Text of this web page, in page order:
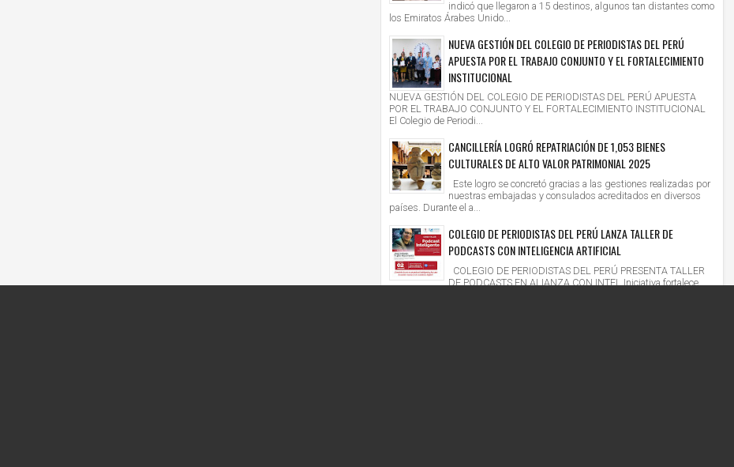
indicó que llegaron a 15 destinos, algunos tan distantes como
los Emiratos Árabes Unido...
NUEVA GESTIÓN DEL COLEGIO DE PERIODISTAS DEL PERÚ
APUESTA POR EL TRABAJO CONJUNTO Y EL FORTALECIMIENTO
INSTITUCIONAL
NUEVA GESTIÓN DEL COLEGIO DE PERIODISTAS DEL PERÚ APUESTA
POR EL TRABAJO CONJUNTO Y EL FORTALECIMIENTO INSTITUCIONAL
El Colegio de Periodi...
CANCILLERÍA LOGRÓ REPATRIACIÓN DE 1,053 BIENES
CULTURALES DE ALTO VALOR PATRIMONIAL 2025
Este logro se concretó gracias a las gestiones realizadas por
nuestras embajadas y consulados acreditados en diversos
países. Durante el a...
COLEGIO DE PERIODISTAS DEL PERÚ LANZA TALLER DE
PODCASTS CON INTELIGENCIA ARTIFICIAL
COLEGIO DE PERIODISTAS DEL PERÚ PRESENTA TALLER
DE PODCASTS EN ALIANZA CON INTEL Iniciativa fortalece